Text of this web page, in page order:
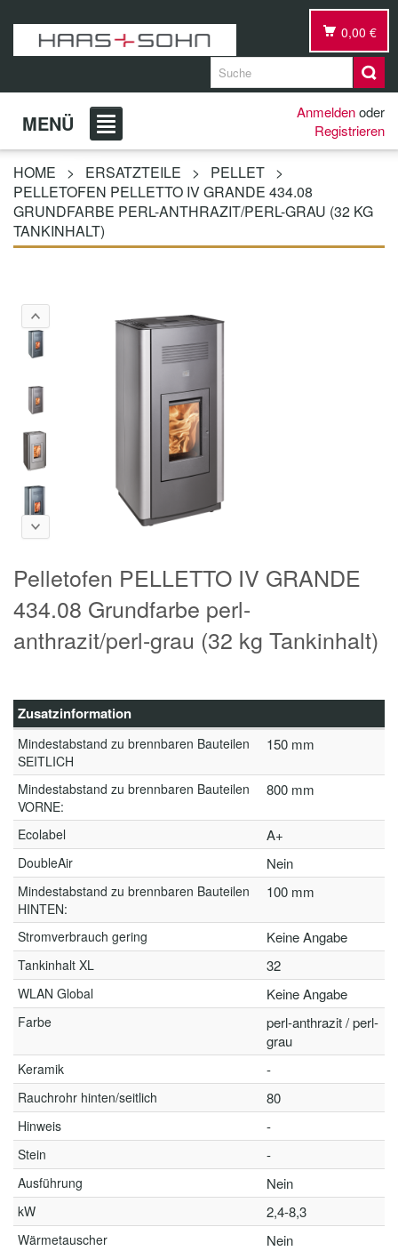
0,00 €
MENÜ Anmeldenoder
Registrieren
HOME > ERSATZTEILE > PELLET >
PELLETOFEN PELLETTO IV GRANDE 434.08
GRUNDFARBE PERL-ANTHRAZIT/PERL-GRAU (32 KG
TANKINHALT)
Pelletofen PELLETTO IV GRANDE
434.08 Grundfarbe perl-
anthrazit/perl-grau (32 kg Tankinhalt)
Zusatzinformation
Mindestabstand zu brennbaren Bauteilen
SEITLICH
150 mm
Mindestabstand zu brennbaren Bauteilen
VORNE:
800 mm
Ecolabel A+
DoubleAir Nein
Mindestabstand zu brennbaren Bauteilen
HINTEN:
100 mm
Stromverbrauch gering Keine Angabe
Tankinhalt XL 32
WLAN Global Keine Angabe
Farbe
perl-anthrazit / perl-
grau
Keramik -
Rauchrohr hinten/seitlich 80
Hinweis -
Stein -
Ausführung Nein
kW 2,4-8,3
Wärmetauscher Nein